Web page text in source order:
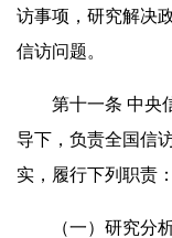
访事项，研究解决
信访问题。
第十一条 中央信
导下，负责全国信
实，履行下列职责：
（一）研究分析